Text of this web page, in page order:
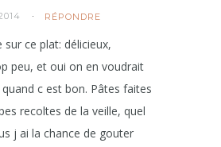
RÉPONDRE
sur ce plat: délicieux,
peu, et oui on en voudrait
c est bon. Pâtes faites
recoltes de la veille, quel
j ai la chance de gouter